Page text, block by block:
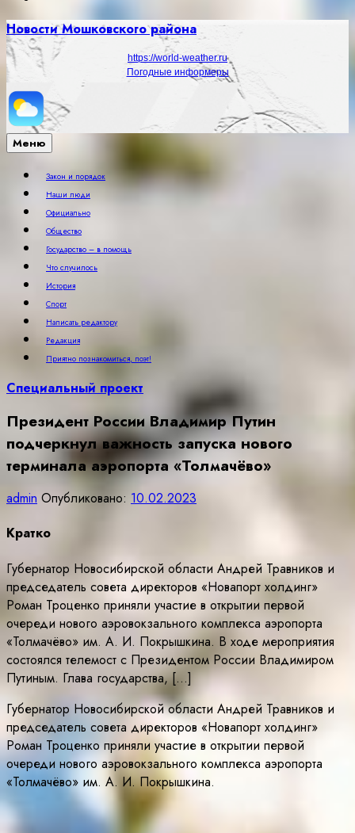
Новости Мошковского района
https://world-weather.ru
Погодные информеры
Меню
Закон и порядок
Наши люди
Официально
Общество
Государство – в помощь
Что случилось
История
Спорт
Написать редактору
Редакция
Приятно познакомиться, поэт!
Специальный проект
Президент России Владимир Путин
подчеркнул важность запуска нового
терминала аэропорта «Толмачёво»
admin Опубликовано: 10.02.2023
Кратко
Губернатор Новосибирской области Андрей Травников и
председатель совета директоров «Новапорт холдинг»
Роман Троценко приняли участие в открытии первой
очереди нового аэровокзального комплекса аэропорта
«Толмачёво» им. А. И. Покрышкина. В ходе мероприятия
состоялся телемост с Президентом России Владимиром
Путиным. Глава государства, […]
Губернатор Новосибирской области Андрей Травников и
председатель совета директоров «Новапорт холдинг»
Роман Троценко приняли участие в открытии первой
очереди нового аэровокзального комплекса аэропорта
«Толмачёво» им. А. И. Покрышкина.